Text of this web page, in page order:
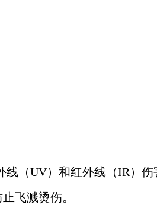
（UV）和红外线（IR）伤
飞溅烫伤。